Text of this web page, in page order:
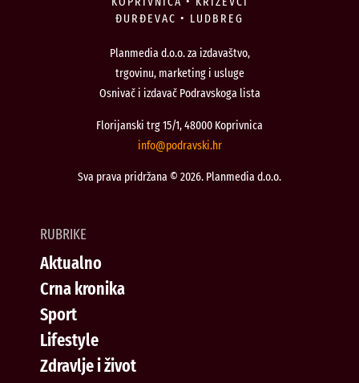
ĐURĐEVAC • LUDBREG
Planmedia d.o.o. za izdavaštvo,
trgovinu, marketing i usluge
Osnivač i izdavač Podravskoga lista
Florijanski trg 15/1, 48000 Koprivnica
rh.iksvardop
@ofni
Sva prava pridržana © 2026. Planmedia d.o.o.
RUBRIKE
Aktualno
Crna kronika
Sport
Lifestyle
Zdravlje i život